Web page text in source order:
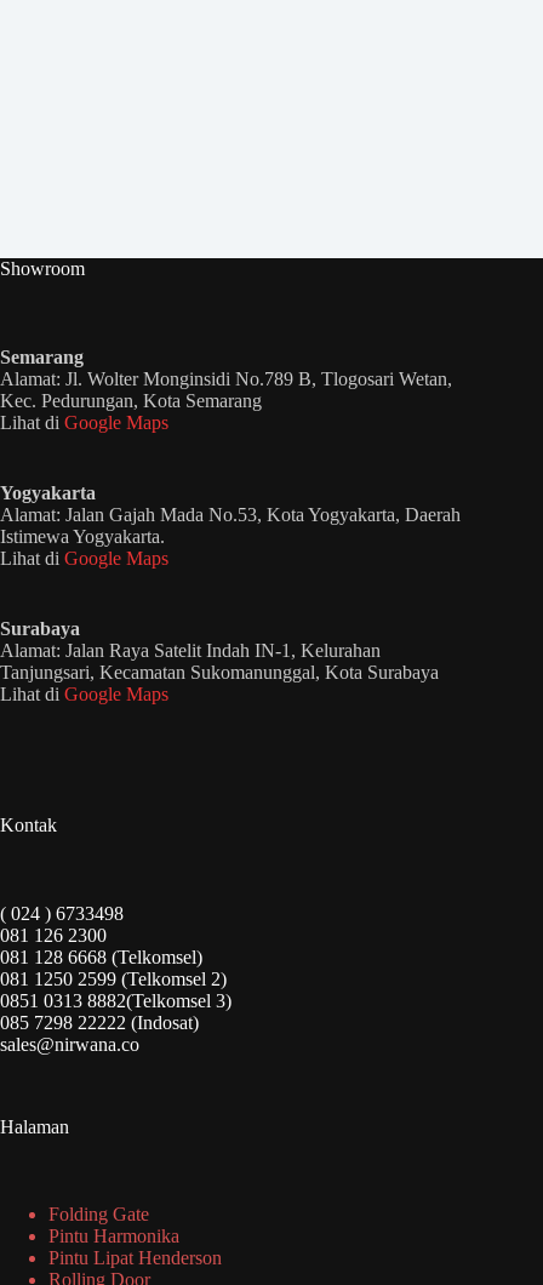
Showroom
Semarang
Alamat: Jl. Wolter Monginsidi No.789 B, Tlogosari Wetan,
Kec. Pedurungan, Kota Semarang
Lihat di Google Maps
Yogyakarta
Alamat: Jalan Gajah Mada No.53, Kota Yogyakarta, Daerah
Istimewa Yogyakarta.
Lihat di Google Maps
Surabaya
Alamat: Jalan Raya Satelit Indah IN-1, Kelurahan
Tanjungsari, Kecamatan Sukomanunggal, Kota Surabaya
Lihat di Google Maps
Kontak
( 024 ) 6733498
081 126 2300
081 128 6668 (Telkomsel)
081 1250 2599 (Telkomsel 2)
0851 0313 8882(Telkomsel 3)
085 7298 22222 (Indosat)
sales@nirwana.co
Halaman
Folding Gate
Pintu Harmonika
Pintu Lipat Henderson
Rolling Door